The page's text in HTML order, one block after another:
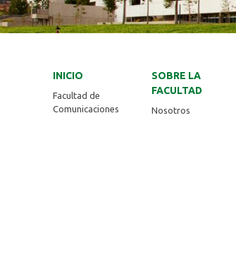
INICIO
Facultad de
Comunicaciones
SOBRE LA
FACULTAD
Nosotros